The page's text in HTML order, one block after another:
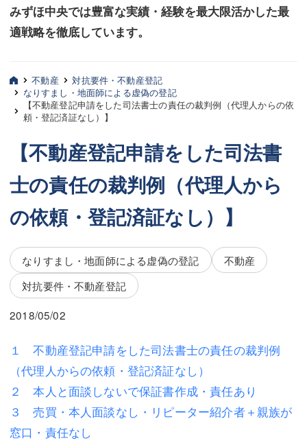
お客様へ
みずほ中央の特長・形式編
弁護士紹介
酒井 博之
坂本 陽一
桶川 聡
三平 隆史
吉元 優仁
小川 祐
弁護士費用
不動産
相続・遺言
離婚（夫婦間トラブル）
みずほ中央では豊富な実績・経験を最大限活かした最
適戦略を徹底しています。
お客様へ
みずほ中央の特長・形式編
弁護士紹介
酒井 博之
坂本 陽一
桶川 聡
三平 隆史
吉元 優仁
弁護士費用
不動産
相続・遺言
離婚（夫婦間トラブル）
企業法務
不動産
対抗要件・不動産登記
なりすまし・地面師による虚偽の登記
【不動産登記申請をした司法書士の責任の裁判例（代理人からの依
頼・登記済証なし）】
【不動産登記申請をした司法書
士の責任の裁判例（代理人から
の依頼・登記済証なし）】
なりすまし・地面師による虚偽の登記
不動産
対抗要件・不動産登記
2018/05/02
１ 不動産登記申請をした司法書士の責任の裁判例
（代理人からの依頼・登記済証なし）
２ 本人と面談しないで保証書作成・責任あり
３ 売買・本人面談なし・リピーター紹介者＋親族が
窓口・責任なし